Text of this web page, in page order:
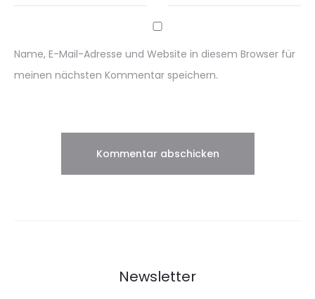
Name, E-Mail-Adresse und Website in diesem Browser für
meinen nächsten Kommentar speichern.
Newsletter